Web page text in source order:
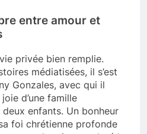
entre amour et
privée bien remplie.
médiatisées, il s’est
Gonzales, avec qui il
d’une famille
enfants. Un bonheur
foi chrétienne profonde